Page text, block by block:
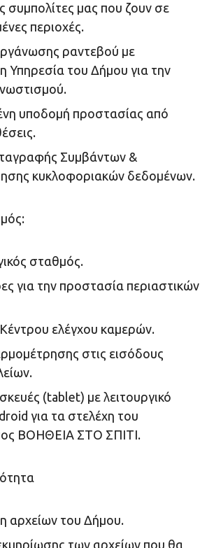
συμπολίτες μας που ζουν σε
περιοχές.
ραντεβού με
Υπηρεσία του Δήμου για την
υποδομή προστασίας από
Συμβάντων &
κυκλοφοριακών δεδομένων.
σταθμός.
για την προστασία περιαστικών
ελέγχου καμερών.
στις εισόδους
(tablet) με λειτουργικό
για τα στελέχη του
ΒΟΗΘΕΙΑ ΣΤΟ ΣΠΙΤΙ.
αρχείων του Δήμου.
των αρχείων που θα